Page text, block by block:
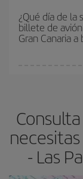
precio según tus
asegura el vuelo
¿Qué día de la
billete de
Gran Canaria
avión más
las fechas y los
el precio más
- Las